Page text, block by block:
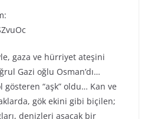
gaza ve hürriyet ateşini
Gazi oğlu Osman’dı…
gösteren “aşk” oldu… Kan ve
gök ekini gibi biçilen;
denizleri aşacak bir